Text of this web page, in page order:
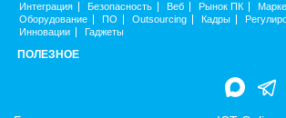
Интеграция
Безопасность Веб Рынок ПК
Оборудование
ПО Outsourcing Кадры
Инновации
Гаджеты
ПОЛЕЗНОЕ